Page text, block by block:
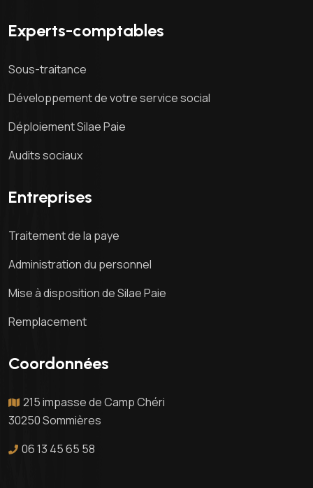
Experts-comptables
Sous-traitance
Développement de votre service social
Déploiement Silae Paie
Audits sociaux
Entreprises
Traitement de la paye
Administration du personnel
Mise à disposition de Silae Paie
Remplacement
Coordonnées
215 impasse de Camp Chéri
30250 Sommières
06 13 45 65 58